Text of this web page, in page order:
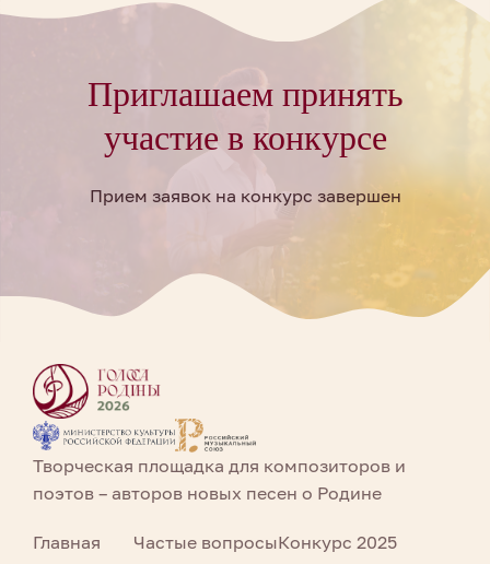
Приглашаем принять
участие в конкурсе
Прием заявок на конкурс завершен
Творческая площадка для композиторов и
поэтов – авторов новых песен о Родине
Главная Частые вопросыКонкурс 2025